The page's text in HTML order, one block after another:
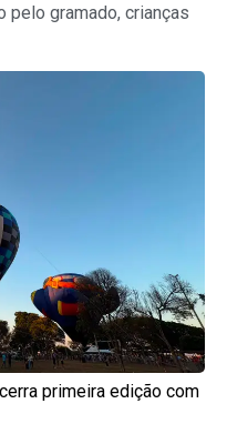
pelo gramado, crianças
primeira edição com